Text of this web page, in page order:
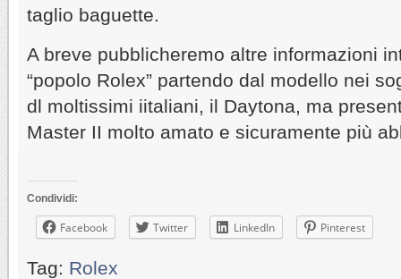
taglio baguette.
A breve pubblicheremo altre informazioni
“popolo Rolex” partendo dal modello nei
dl moltissimi iitaliani, il Daytona, ma
Master II molto amato e sicuramente più
Condividi:
Facebook Twitter LinkedIn Pinterest
Tag: Rolex